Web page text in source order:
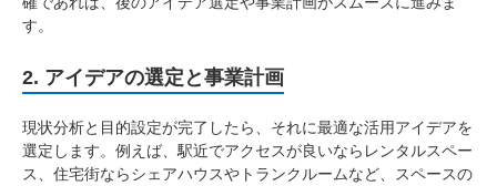
す。
2. アイデアの選定と事業計画
現状分析と目的設定が完了したら、それに最適な活用アイデアを
選定します。例えば、駅近でアクセスが良いならレンタルスペー
ス、住宅街ならシェアハウスやトランクルームなど、スペースの